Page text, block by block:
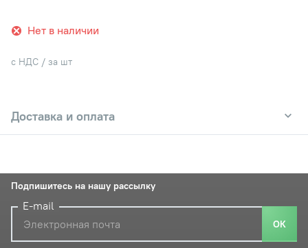
Нет в наличии
с НДС / за шт
Доставка и оплата
Подпишитесь на нашу рассылку
E-mail
ОК